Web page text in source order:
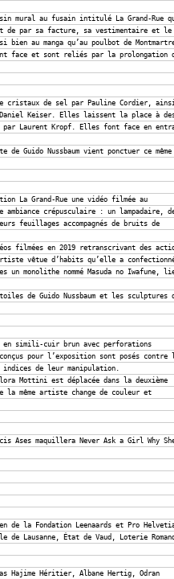
mural au fusain intitulé La Grand-Rue
de par sa facture, sa vestimentaire et le
bien au manga qu’au poulbot de
face et sont reliés par la prolongation
cristaux de sel par Pauline Cordier,
Keiser. Elles laissent la place à
par Laurent Kropf. Elles font face en
Guido Nussbaum vient ponctuer ce même
La Grand-Rue une vidéo filmée au
ambiance crépusculaire : un lampadaire,
feuillages accompagnés de bruits de
filmées en 2019 retranscrivant des
vêtue d’habits qu’elle a
monolithe nommé Masuda no Iwafune,
de Guido Nussbaum et les sculptures
simili-cuir brun avec perforations
pour l’exposition sont posés contre
indices de leur manipulation.
Mottini est déplacée dans la deuxième
même artiste change de couleur et
Ases maquillera Never Ask a Girl Why
de la Fondation Leenaards et Pro
Lausanne, État de Vaud, Loterie
Hajime Héritier, Albane Hertig, Odran